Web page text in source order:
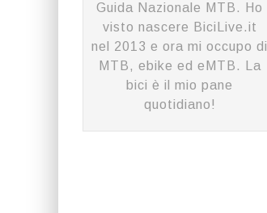
Guida Nazionale MTB. Ho
visto nascere BiciLive.it
nel 2013 e ora mi occupo di
MTB, ebike ed eMTB. La
bici è il mio pane
quotidiano!